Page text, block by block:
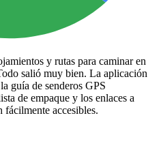
y rutas para caminar en
salió muy bien. La aplicación
guía de senderos GPS
de empaque y los enlaces a
fácilmente accesibles.